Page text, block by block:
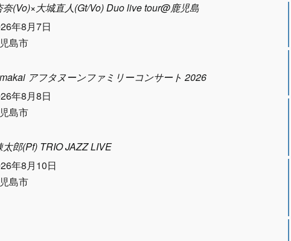
(Vo)×大城直人(Gt/Vo) Duo live tour@鹿児島
年8月7日
島市
アフタヌーンファミリーコンサート 2026
年8月8日
島市
太郎(Pf) TRIO JAZZ LIVE
年8月10日
島市